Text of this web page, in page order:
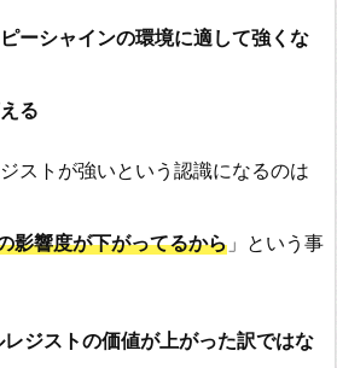
ーシャインの環境に適して強くな
る
ストが強いという認識になるのは
影響度が下がってるから 」という事
ジストの価値が上がった訳ではな